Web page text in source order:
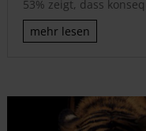
53% zeigt, dass
mehr lesen